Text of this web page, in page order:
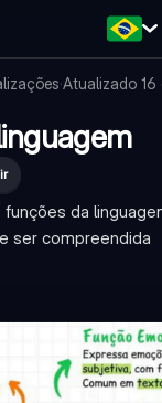
·Atualizado 16
da
ser compreendida